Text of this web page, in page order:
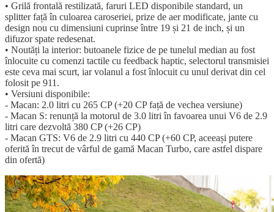
• Grilă frontală restilizată, faruri LED disponibile standard, un
splitter față în culoarea caroseriei, prize de aer modificate, jante cu
design nou cu dimensiuni cuprinse între 19 și 21 de inch, și un
difuzor spate redesenat.
• Noutăți la interior: butoanele fizice de pe tunelul median au fost
înlocuite cu comenzi tactile cu feedback haptic, selectorul transmisiei
este ceva mai scurt, iar volanul a fost înlocuit cu unul derivat din cel
folosit pe 911.
• Versiuni disponibile:
- Macan: 2.0 litri cu 265 CP (+20 CP față de vechea versiune)
- Macan S: renunță la motorul de 3.0 litri în favoarea unui V6 de 2.9
litri care dezvoltă 380 CP (+26 CP)
- Macan GTS: V6 de 2.9 litri cu 440 CP (+60 CP, aceeași putere
oferită în trecut de vârful de gamă Macan Turbo, care astfel dispare
din ofertă)